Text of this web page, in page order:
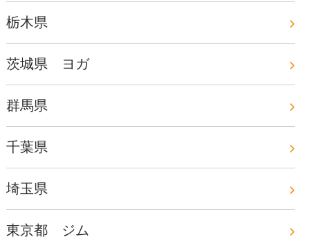
栃木県
茨城県 ヨガ
群馬県
千葉県
埼玉県
東京都 ジム